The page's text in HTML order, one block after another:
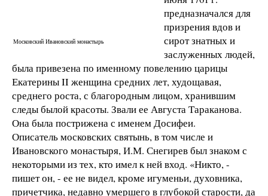
Московский Ивановский монастырь
предназначался для
призрения вдов и
сирот знатных и
заслуженных людей,
была привезена по именному повелению царицы
Екатерины II женщина средних лет, худощавая,
среднего роста, с благородным лицом, хранившим
следы былой красоты. Звали ее Августа Тараканова.
Она была пострижена с именем Досифеи.
Описатель московских святынь, в том числе и
Ивановского монастыря, И.М. Снегирев был знаком с
некоторыми из тех, кто имел к ней вход. «Никто, -
пишет он, - ее не видел, кроме игуменьи, духовника,
причетчика, недавно умершего в глубокой старости, да